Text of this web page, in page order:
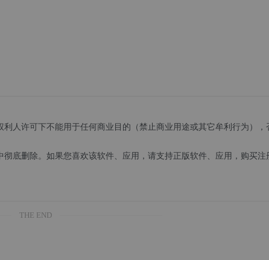
人许可下不能用于任何商业目的（禁止商业用途或其它牟利行为），
底删除。如果您喜欢该软件、应用，请支持正版软件、应用，购买注
THE END